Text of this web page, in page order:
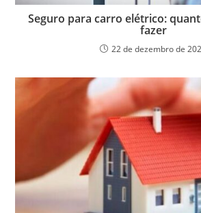
Seguro para carro elétrico:
fazer
22 de dezembro de